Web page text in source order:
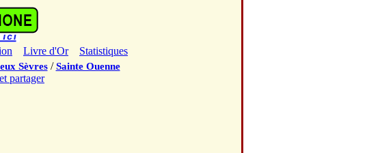
Livre d'Or
Statistiques
Sèvres/Sainte Ouenne